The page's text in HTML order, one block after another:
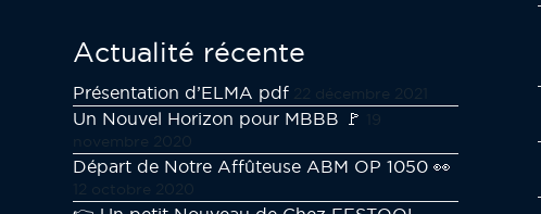
Actualité récente
Présentation d’ELMA pdf 22 décembre 2021
Un Nouvel Horizon pour MBBB 🚩
19
novembre 2020
Départ de Notre Affûteuse ABM OP 1050 👀
12 octobre 2020